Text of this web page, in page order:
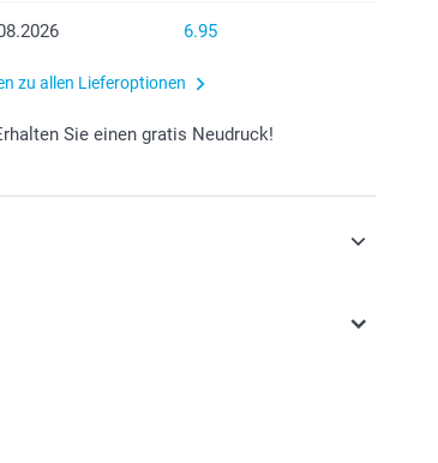
6.95
zu allen Lieferoptionen
Sie einen gratis Neudruck!
Franken (CHF) inkl. MwSt. und